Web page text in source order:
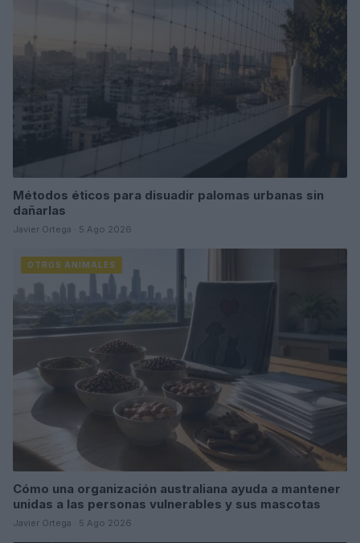
Métodos éticos para disuadir palomas urbanas sin
dañarlas
Javier Ortega · 5 Ago 2026
OTROS ANIMALES
Cómo una organización australiana ayuda a mantener
unidas a las personas vulnerables y sus mascotas
Javier Ortega · 5 Ago 2026